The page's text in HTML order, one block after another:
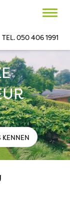
TEL. 050 406 1991
KENNEN